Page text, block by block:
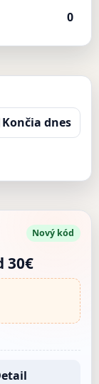
0
Končia dnes
Nový kód
30€